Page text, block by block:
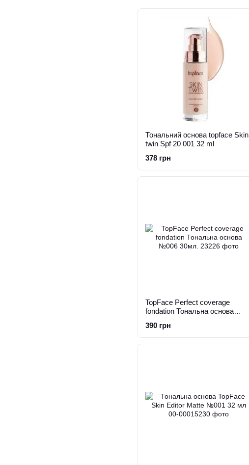
Тональний основа topface Skin
twin Spf 20 001 32 ml
378 грн
TopFace Perfect coverage
fondation Тональна основа
390 грн